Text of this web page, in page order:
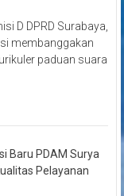
D DPRD Surabaya,
membanggakan
paduan suara
Baru PDAM Surya
Pelayanan